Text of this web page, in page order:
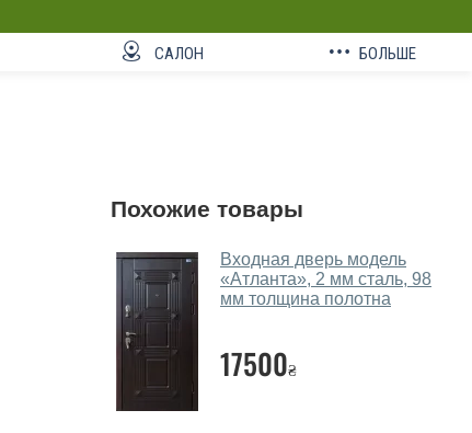
САЛОН БОЛЬШЕ
Похожие товары
Входная дверь модель
«Атланта», 2 мм сталь, 98
мм толщина полотна
17500₴